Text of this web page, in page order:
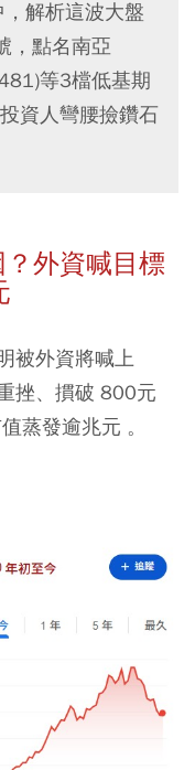
解析這波大盤
，點名南亞
等3檔低基期
資人彎腰撿鑽石
外資喊目標
被外資將喊上
挫、摜破 800元
蒸發逾兆元 。